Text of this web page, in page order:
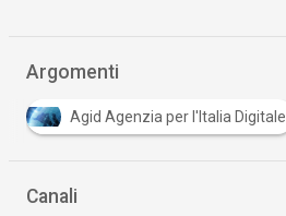
Argomenti
Agid Agenzia per l'Italia Digitale
Canali